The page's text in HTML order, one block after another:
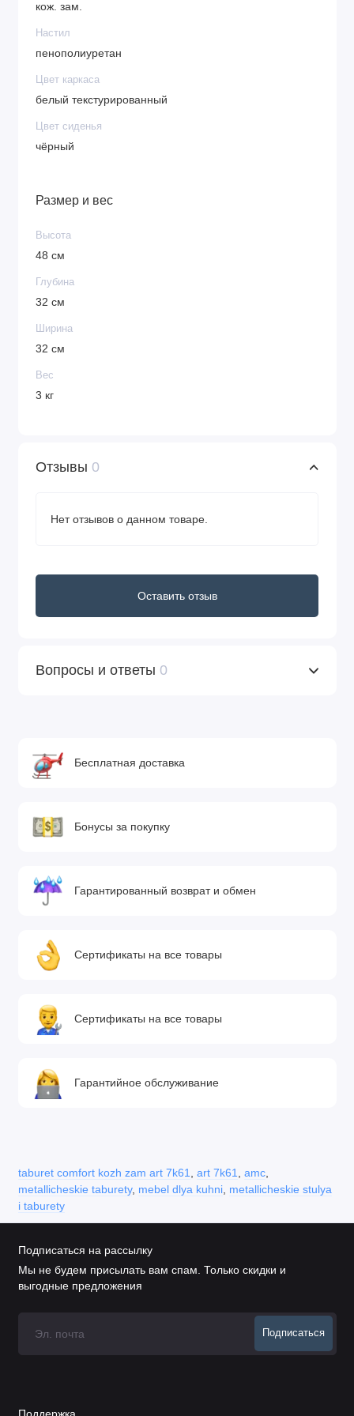
кож. зам.
Настил
пенополиуретан
Цвет каркаса
белый текстурированный
Цвет сиденья
чёрный
Размер и вес
Высота
48 см
Глубина
32 см
Ширина
32 см
Вес
3 кг
Отзывы 0
Нет отзывов о данном товаре.
Оставить отзыв
Вопросы и ответы 0
Бесплатная доставка
Бонусы за покупку
Гарантированный возврат и обмен
Сертификаты на все товары
Сертификаты на все товары
Гарантийное обслуживание
taburet comfort kozh zam art 7k61, art 7k61, amc,
metallicheskie taburety, mebel dlya kuhni, metallicheskie stulya
i taburety
Подписаться на рассылку
Мы не будем присылать вам спам. Только скидки и
выгодные предложения
Подписаться